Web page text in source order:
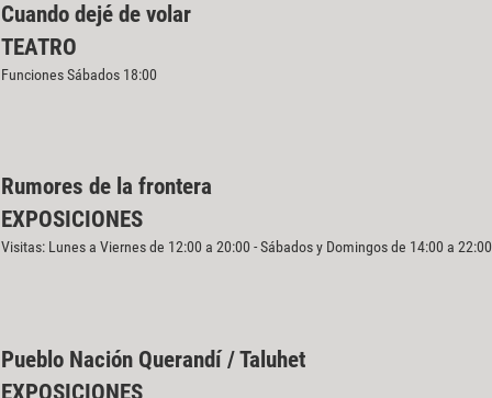
Cuando dejé de volar
TEATRO
Funciones Sábados 18:00
Rumores de la frontera
EXPOSICIONES
Visitas: Lunes a Viernes de 12:00 a 20:00 - Sábados y Domingos de 14:00 a 22:00
Pueblo Nación Querandí / Taluhet
EXPOSICIONES